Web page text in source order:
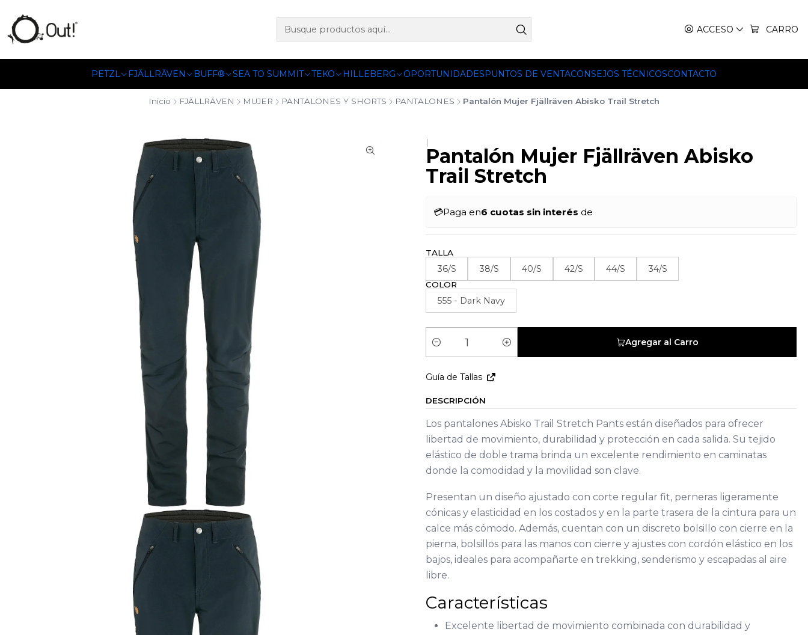
ACCESO CARRO
PETZL FJÄLLRÄVEN BUFF® SEA TO SUMMIT TEKO HILLEBERG OPORTUNIDADESPUNTOS DE VENTACONSEJOS TÉCNICOSCONTACTO
Inicio FJÄLLRÄVEN MUJER PANTALONES Y SHORTS PANTALONES Pantalón Mujer Fjällräven Abisko Trail Stretch
|
Pantalón Mujer Fjällräven Abisko
Trail Stretch
💳Paga en6 cuotas sin interés de
TALLA
36/S 38/S 40/S 42/S 44/S 34/S
COLOR
555 - Dark Navy
Cantidad
Agregar al Carro
Guía de Tallas
DESCRIPCIÓN
Los pantalones Abisko Trail Stretch Pants están diseñados para ofrecer
libertad de movimiento, durabilidad y protección en cada salida. Su tejido
elástico de doble trama brinda un excelente rendimiento en caminatas
donde la comodidad y la movilidad son clave.
Presentan un diseño ajustado con corte regular fit, perneras ligeramente
cónicas y elasticidad en los costados y en la parte trasera de la cintura para un
calce más cómodo. Además, cuentan con un discreto bolsillo con cierre en la
pierna, bolsillos para las manos con cierre y ajustes con cordón elástico en los
bajos, ideales para acompañarte en trekking, senderismo y escapadas al aire
libre.
Características
Excelente libertad de movimiento combinada con durabilidad y